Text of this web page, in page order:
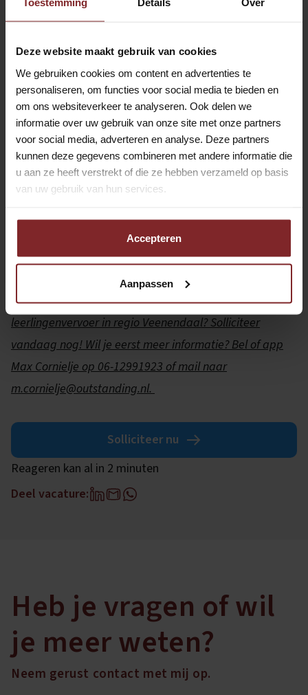
Deze website maakt gebruik van cookies
We gebruiken cookies om content en advertenties te
personaliseren, om functies voor social media te bieden en
om ons websiteverkeer te analyseren. Ook delen we
informatie over uw gebruik van onze site met onze partners
voor social media, adverteren en analyse. Deze partners
kunnen deze gegevens combineren met andere informatie die
u aan ze heeft verstrekt of die ze hebben verzameld op basis
van uw gebruik van hun services.
Accepteren
Aanpassen
Je bent in het bezit van een
Je kunt een geldige
verklaring omtrent
overleggen (VOG)
Je bent
fysiek in goede staat.
Je bent in het bezit van eenchauffeurskaart
taxiofbereidheiddeze te behalen.
Je bent beschikbaar vanmaandag t/m
vrijdag(tussen7:00 - 9:00uur en 14:00 - 16:00uur)
Je beheerst de
Nederlandse
Wij moedigen (vroeg)pensioengerechtigden en
AOW’ers van harte aan om te solliciteren.
Enthousiast over de vacature voor chauffeur groeps- en
leerlingenvervoer in regio Veenendaal? Solliciteer
vandaag nog! Wil je eerst meer informatie? Bel of app
Max Cornielje op 06-12991923 of mail naar
m.cornielje@outstanding.nl.
Solliciteer nu
Reageren kan al in 2 minuten
Deel vacature:
Heb je vragen of wil
je meer weten?
Neem gerust contact met mij op.